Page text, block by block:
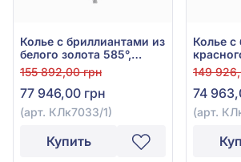
Колье с бриллиантами из
белого золота 585°,
Бриллиант 0,54ct, арт.
КЛк7033/1
155 892,00 грн
77 946,00 грн
(арт. КЛк7033/1)
Купить
Колье с
149
74
(арт.